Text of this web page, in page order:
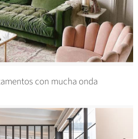
con mucha onda